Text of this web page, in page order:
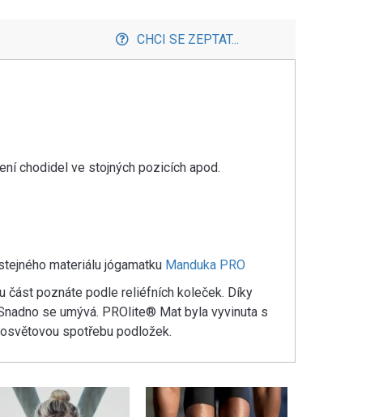
CHCI SE ZEPTAT...
chodidel ve stojných pozicích apod.
materiálu jógamatku Manduka PRO
část poznáte podle reliéfních koleček. Díky
se umývá. PROlite® Mat byla vyvinuta s
spotřebu podložek.